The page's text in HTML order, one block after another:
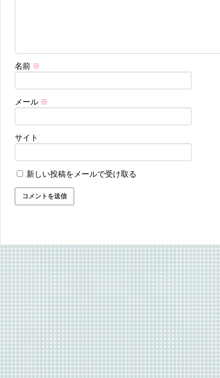
名前 ※
メール ※
サイト
新しい投稿をメールで受け取る